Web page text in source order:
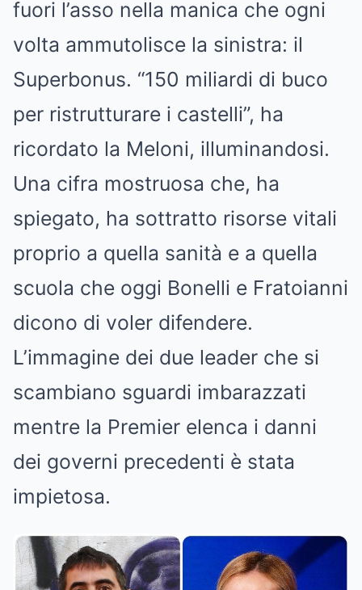
fuori l’asso nella manica che ogni
volta ammutolisce la sinistra: il
Superbonus. “150 miliardi di buco
per ristrutturare i castelli”, ha
ricordato la Meloni, illuminandosi.
Una cifra mostruosa che, ha
spiegato, ha sottratto risorse vitali
proprio a quella sanità e a quella
scuola che oggi Bonelli e Fratoianni
dicono di voler difendere.
L’immagine dei due leader che si
scambiano sguardi imbarazzati
mentre la Premier elenca i danni
dei governi precedenti è stata
impietosa.